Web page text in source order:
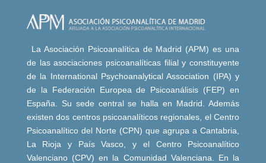
La Asociación Psicoanalítica de Madrid (APM) es una
de las asociaciones psicoanalíticas filial y constituyente
de la International Psychoanalytical Association (IPA) y
de la Federación Europea de Psicoanálisis (FEP) en
España. Su sede central se halla en Madrid. Además
existen dos centros psicoanalíticos regionales, el Centro
Psicoanalítico del Norte (CPN) que agrupa a Cantabria,
La Rioja y País Vasco, y el Centro Psicoanalítico
Valenciano (CPV) en la Comunidad Valenciana. En la